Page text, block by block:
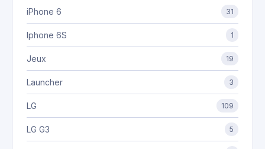
iPhone 6 31
Iphone 6S 1
Jeux 19
Launcher 3
LG 109
LG G3 5